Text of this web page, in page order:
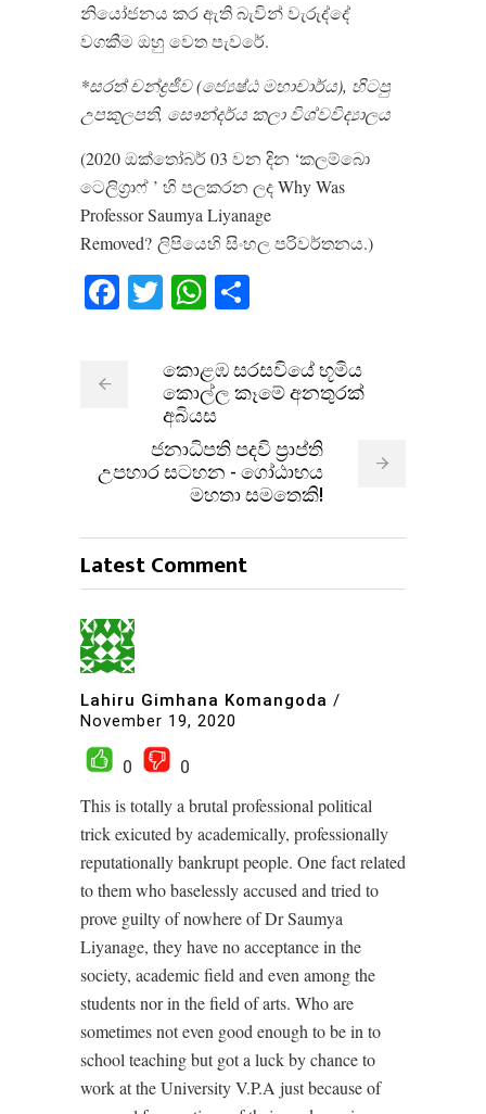
නියෝජනය කර ඇති බැවින් වැරුද්දේ
වගකීම ඔහු වෙත පැවරේ.
*සරත් චන්ද්‍රජීව (ජ්‍යෙෂ්ඨ මහාචාර්ය), හිටපු
උපකුලපති, සෞන්දර්ය කලා විශ්වවිද්‍යාලය
(2020 ඔක්තෝබර් 03 වන දින ‘කලම්බො
ටෙලිග්‍රාෆ් ’ හි පලකරන ලද Why Was
Professor Saumya Liyanage
Removed? ලිපියෙහි සිංහල පරිවර්තනය.)
Facebook
TwitterWhatsApp
කොළඹ සරසවියේ භූමිය
කොල්ල කෑමේ අනතුරක්
අබියස
ජනාධිපති පදවි ප්‍රාප්ති
උපහාර සටහන - ගෝඨාභය
මහතා සමතෙකි!
Latest Comment
Lahiru Gimhana Komangoda /
November 19, 2020
0
0
This is totally a brutal professional political
trick exicuted by academically, professionally
reputationally bankrupt people. One fact related
to them who baselessly accused and tried to
prove guilty of nowhere of Dr Saumya
Liyanage, they have no acceptance in the
society, academic field and even among the
students nor in the field of arts. Who are
sometimes not even good enough to be in to
school teaching but got a luck by chance to
work at the University V.P.A just because of